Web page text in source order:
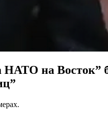
на Восток”